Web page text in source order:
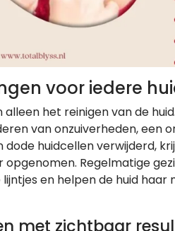
voor iedere
het reinigen van de
van onzuiverheden, een
huidcellen verwijderd,
Regelmatige
en helpen de huid haar
met zichtbaar